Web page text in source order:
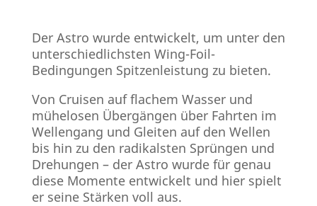
Der Astro wurde entwickelt, um unter den
unterschiedlichsten Wing-Foil-
Bedingungen Spitzenleistung zu bieten.
Von Cruisen auf flachem Wasser und
mühelosen Übergängen über Fahrten im
Wellengang und Gleiten auf den Wellen
bis hin zu den radikalsten Sprüngen und
Drehungen – der Astro wurde für genau
diese Momente entwickelt und hier spielt
er seine Stärken voll aus.